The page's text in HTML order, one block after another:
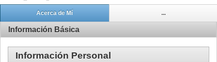
Acerca de Mí ...
Información Básica
Información Personal